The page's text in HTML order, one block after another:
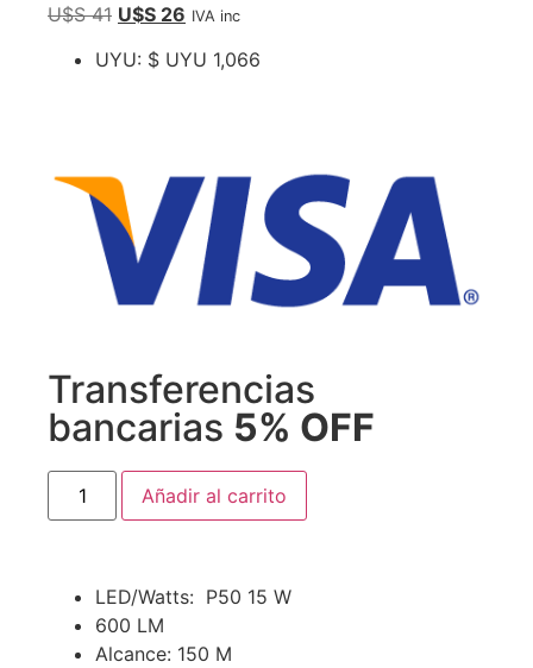
U$S41 U$S 26 IVA inc
UYU: $ UYU 1,066
Transferencias
bancarias 5% OFF
Añadir al carrito
LED/Watts: P50 15 W
600 LM
Alcance: 150 M